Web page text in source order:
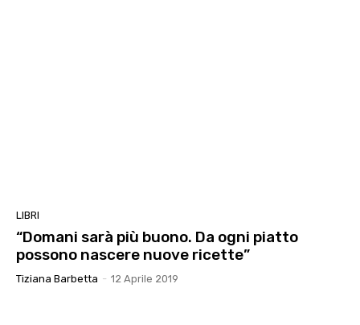
LIBRI
“Domani sarà più buono. Da ogni piatto
possono nascere nuove ricette”
Tiziana Barbetta - 12 Aprile 2019